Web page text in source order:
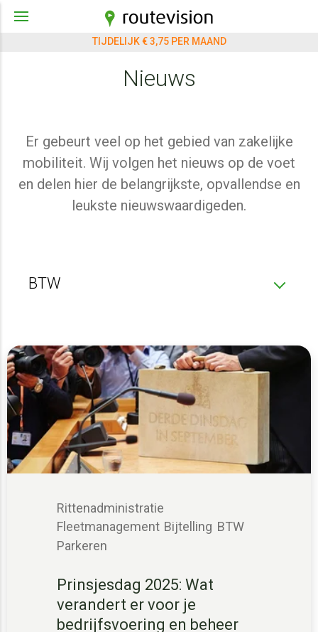
TIJDELIJK € 3,75 PER MAAND
Nieuws
Er gebeurt veel op het gebied van zakelijke
mobiliteit. Wij volgen het nieuws op de voet
en delen hier de belangrijkste, opvallendse en
leukste nieuwswaardigeden.
BTW
Rittenadministratie
Fleetmanagement Bijtelling BTW
Parkeren
Prinsjesdag 2025: Wat
verandert er voor je
bedrijfsvoering en beheer